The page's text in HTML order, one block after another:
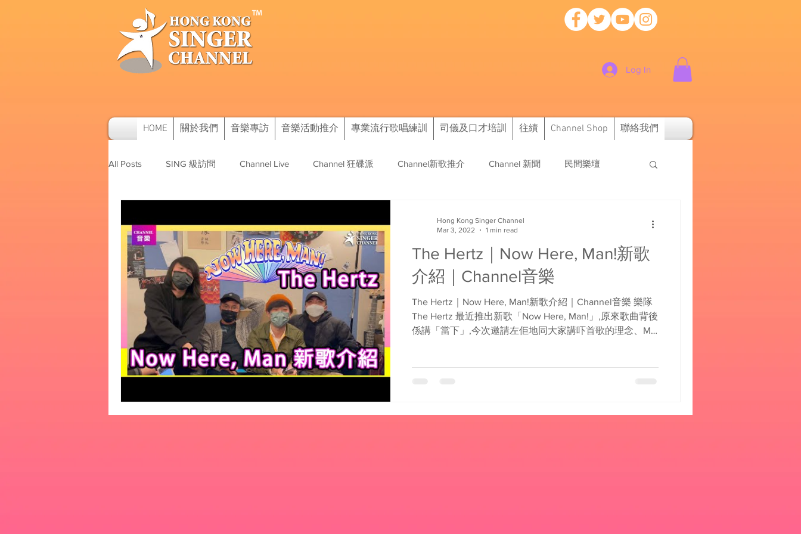
Log In
HOME 關於我們 音樂專訪 音樂活動推介 專業流行歌唱練訓 司儀及口才培訓 往績 Channel Shop 聯絡我們
All Posts SING 級訪問 Channel Live Channel 狂碟派 Channel新歌推介 Channel 新聞 民間樂壇
The Hertz｜Now Here, Man!新歌
介紹｜Channel音樂
The Hertz｜Now Here, Man!新歌介紹｜Channel音樂 樂隊
The Hertz 最近推出新歌「Now Here, Man!」,原來歌曲背後
係講「當下」,今次邀請左佢地同大家講吓首歌的理念、MV
Hong Kong Singer Channel
Mar 3, 2022
1 min read